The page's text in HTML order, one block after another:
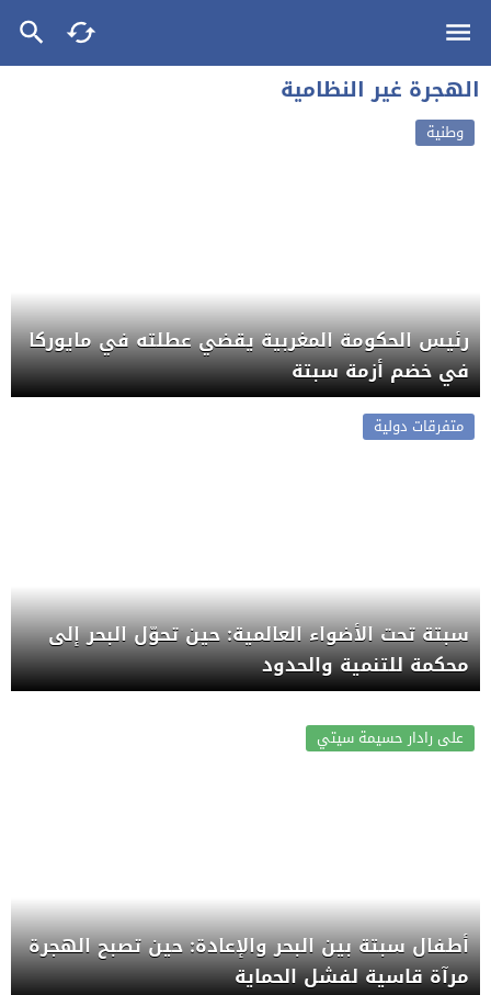
الهجرة غير النظامية
وطنية
رئيس الحكومة المغربية يقضي عطلته في مايوركا
في خضم أزمة سبتة
متفرقات دولية
سبتة تحت الأضواء العالمية: حين تحوّل البحر إلى
محكمة للتنمية والحدود
على رادار حسيمة سيتي
أطفال سبتة بين البحر والإعادة: حين تصبح الهجرة
مرآة قاسية لفشل الحماية